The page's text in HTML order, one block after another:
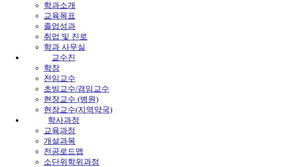
학과소개
교육목표
졸업성과
취업 및 진로
학과 사무실
교수진
학장
전임교수
초빙교수/겸임교수
현장교수 (병원)
현장교수(지역약국)
학사과정
교육과정
개설과목
전공로드맵
소단위학위과정